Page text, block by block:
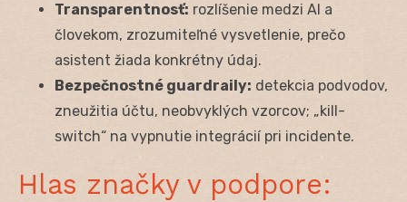
Transparentnosť: rozlíšenie medzi AI a
človekom, zrozumiteľné vysvetlenie, prečo
asistent žiada konkrétny údaj.
Bezpečnostné guardraily: detekcia podvodov,
zneužitia účtu, neobvyklých vzorcov; „kill-
switch“ na vypnutie integrácií pri incidente.
Hlas značky v podpore: